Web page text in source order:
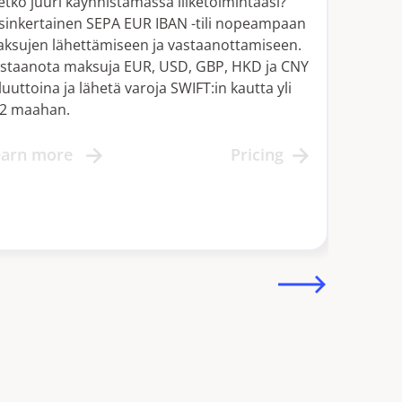
SEPA EUR IBAN -tili nopeampaan
lähettämiseen ja vastaanottamiseen.
maksuja EUR, USD, GBP, HKD ja CNY
ja lähetä varoja SWIFT:in kautta yli
maahan.
more Pricing